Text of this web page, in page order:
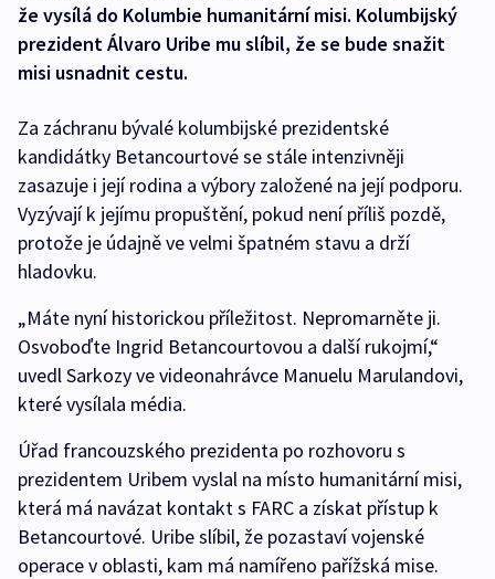
že vysílá do Kolumbie humanitární misi. Kolumbijský
prezident Álvaro Uribe mu slíbil, že se bude snažit
misi usnadnit cestu.
Za záchranu bývalé kolumbijské prezidentské
kandidátky Betancourtové se stále intenzivněji
zasazuje i její rodina a výbory založené na její podporu.
Vyzývají k jejímu propuštění, pokud není příliš pozdě,
protože je údajně ve velmi špatném stavu a drží
hladovku.
„Máte nyní historickou příležitost. Nepromarněte ji.
Osvoboďte Ingrid Betancourtovou a další rukojmí,“
uvedl Sarkozy ve videonahrávce Manuelu Marulandovi,
které vysílala média.
Úřad francouzského prezidenta po rozhovoru s
prezidentem Uribem vyslal na místo humanitární misi,
která má navázat kontakt s FARC a získat přístup k
Betancourtové. Uribe slíbil, že pozastaví vojenské
operace v oblasti, kam má namířeno pařížská mise.